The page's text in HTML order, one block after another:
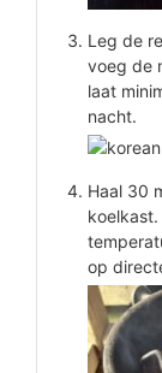
Leg de
voeg de
laat
nacht.
Haal 30
op